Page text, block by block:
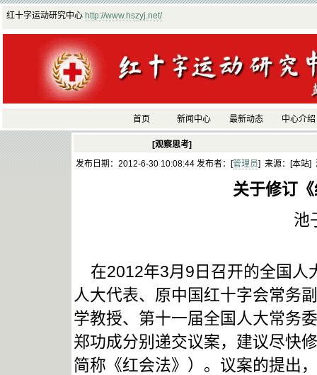
红十字运动研究中心 http://www.hszyj.net/
首页 新闻中心 最新动态 中心介绍
[观察思考]
发布日期：2012-6-30 10:08:44 发布者：[管理员] 来源：[本站]
关于修订
池
在2012年3月9日召开的全国人
人大代表、原中国红十字会常务
学教授、第十一届全国人大常务
郑功成分别递交议案，建议尽快
简称《红会法》）。议案的提出